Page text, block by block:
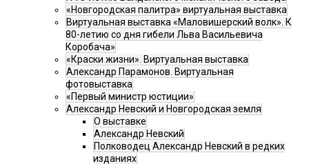
«Новгородская палитра» виртуальная выставка
Виртуальная выставка «Маловишерский волк». К
80-летию со дня гибели Льва Васильевича
Коробача»
«Краски жизни». Виртуальная выставка
Александр Парамонов. Виртуальная
фотовыставка
«Первый министр юстиции»
Александр Невский и Новгородская земля
О выставке
Александр Невский
Полководец Александр Невский в редких
изданиях